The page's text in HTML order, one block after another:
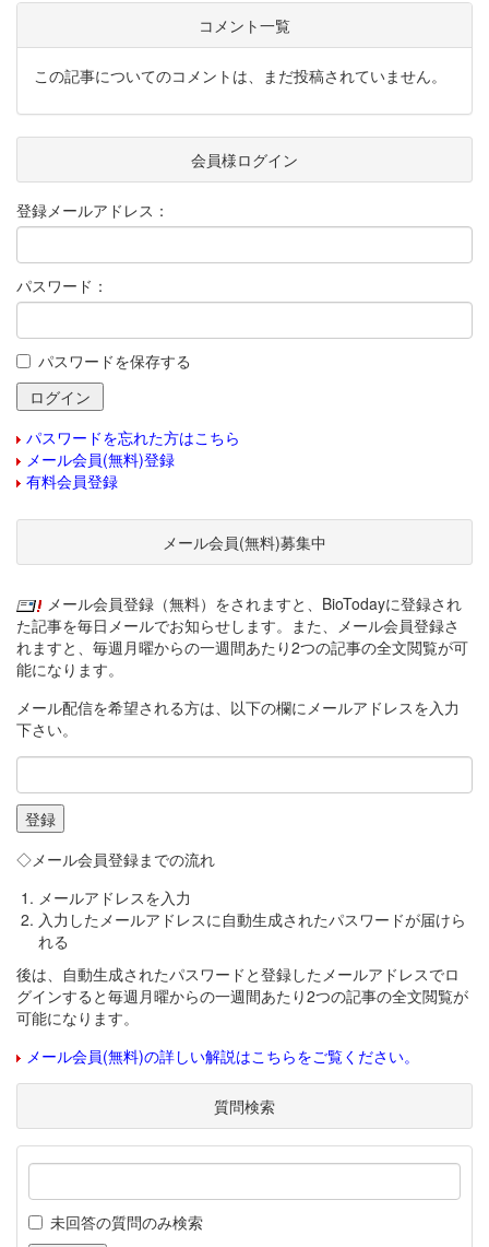
コメント一覧
この記事についてのコメントは、まだ投稿されていません。
会員様ログイン
登録メールアドレス：
パスワード：
パスワードを保存する
パスワードを忘れた方はこちら
メール会員(無料)登録
有料会員登録
メール会員(無料)募集中
メール会員登録（無料）をされますと、BioTodayに登録され
た記事を毎日メールでお知らせします。また、メール会員登録さ
れますと、毎週月曜からの一週間あたり2つの記事の全文閲覧が可
能になります。
メール配信を希望される方は、以下の欄にメールアドレスを入力
下さい。
◇メール会員登録までの流れ
メールアドレスを入力
入力したメールアドレスに自動生成されたパスワードが届けら
れる
後は、自動生成されたパスワードと登録したメールアドレスでロ
グインすると毎週月曜からの一週間あたり2つの記事の全文閲覧が
可能になります。
メール会員(無料)の詳しい解説はこちらをご覧ください。
質問検索
未回答の質問のみ検索